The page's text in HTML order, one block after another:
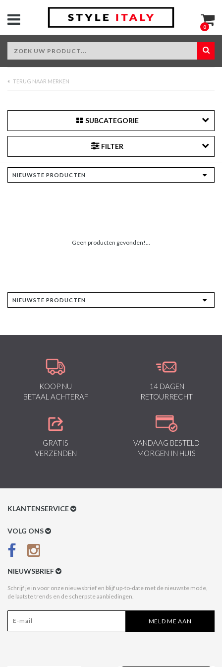
0
TERUG NAAR MERKEN
SUBCATEGORIE
FILTER
Geen producten gevonden!...
KOOP NU
BETAAL ACHTERAF
14 DAGEN
RETOURRECHT
GRATIS
VERZENDEN
VANDAAG BESTELD
MORGEN IN HUIS
KLANTENSERVICE
Klantenservice
Betaalmethoden
Algemene voorwaarden
Disclaimer
VOLG ONS
NIEUWSBRIEF
Schrijf je in voor onze nieuwsbrief en blijf up-to-date met de nieuwste mode,
de laatste trends en de scherpste aanbiedingen.
MELD ME AAN